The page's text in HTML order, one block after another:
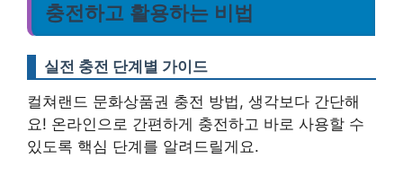
충전하고 활용하는 비법
실전 충전 단계별 가이드
컬쳐랜드 문화상품권 충전 방법, 생각보다 간단해
요! 온라인으로 간편하게 충전하고 바로 사용할 수
있도록 핵심 단계를 알려드릴게요.